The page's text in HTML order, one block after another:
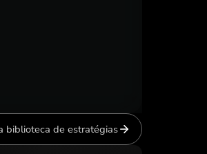
biblioteca de estratégias